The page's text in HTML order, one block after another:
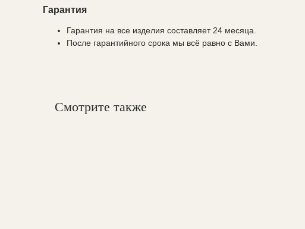
Гарантия
Гарантия на все изделия составляет 24 месяца.
После гарантийного срока мы всё равно с Вами.
Смотрите также